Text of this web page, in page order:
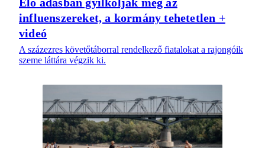
influenszereket, a kormány tehetetlen +
videó
A százezres követőtáborral rendelkező fiatalokat a rajongóik
szeme láttára végzik ki.